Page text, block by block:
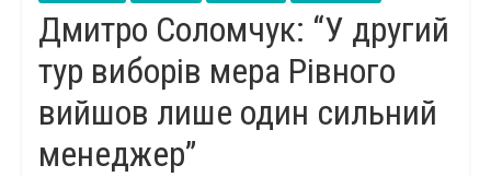
Дмитро Соломчук: “У другий
тур виборів мера Рівного
вийшов лише один сильний
менеджер”